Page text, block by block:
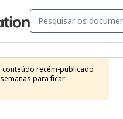
conteúdo recém-publicado
para ficar